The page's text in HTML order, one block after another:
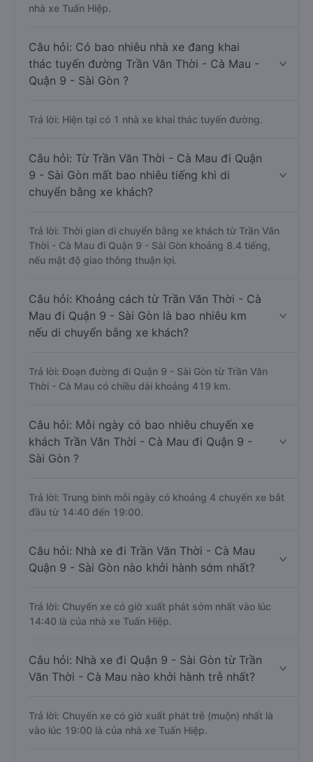
nhà xe Tuấn Hiệp.
Câu hỏi: Có bao nhiêu nhà xe đang khai
thác tuyến đường Trần Văn Thời - Cà Mau -
Quận 9 - Sài Gòn ?
Trả lời: Hiện tại có 1 nhà xe khai thác tuyến đường.
Câu hỏi: Từ Trần Văn Thời - Cà Mau đi Quận
9 - Sài Gòn mất bao nhiêu tiếng khi di
chuyển bằng xe khách?
Trả lời: Thời gian di chuyển bằng xe khách từ Trần Văn
Thời - Cà Mau đi Quận 9 - Sài Gòn khoảng 8.4 tiếng,
nếu mật độ giao thông thuận lợi.
Câu hỏi: Khoảng cách từ Trần Văn Thời - Cà
Mau đi Quận 9 - Sài Gòn là bao nhiêu km
nếu di chuyển bằng xe khách?
Trả lời: Đoạn đường đi Quận 9 - Sài Gòn từ Trần Văn
Thời - Cà Mau có chiều dài khoảng 419 km.
Câu hỏi: Mỗi ngày có bao nhiêu chuyến xe
khách Trần Văn Thời - Cà Mau đi Quận 9 -
Sài Gòn ?
Trả lời: Trung bình mỗi ngày có khoảng 4 chuyến xe bắt
đầu từ 14:40 đến 19:00.
Câu hỏi: Nhà xe đi Trần Văn Thời - Cà Mau
Quận 9 - Sài Gòn nào khởi hành sớm nhất?
Trả lời: Chuyến xe có giờ xuất phát sớm nhất vào lúc
14:40 là của nhà xe Tuấn Hiệp.
Câu hỏi: Nhà xe đi Quận 9 - Sài Gòn từ Trần
Văn Thời - Cà Mau nào khởi hành trễ nhất?
Trả lời: Chuyến xe có giờ xuất phát trễ (muộn) nhất là
vào lúc 19:00 là của nhà xe Tuấn Hiệp.